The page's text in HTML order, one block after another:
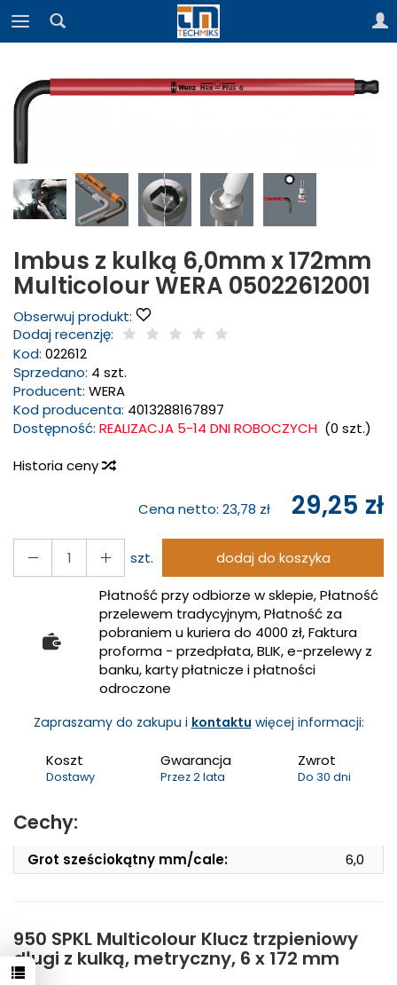
Imbus z kulką 6,0mm x 172mm
Multicolour WERA 05022612001
Obserwuj produkt:
Dodaj recenzję:
Kod: 022612
Sprzedano: 4 szt.
Producent: WERA
Kod producenta: 4013288167897
Dostępność: REALIZACJA 5-14 DNI ROBOCZYCH (0 szt.)
Historia ceny
Cena netto: 23,78 zł 29,25 zł
szt.
dodaj do koszyka
Płatność przy odbiorze w sklepie, Płatność
przelewem tradycyjnym, Płatność za
pobraniem u kuriera do 4000 zł, Faktura
proforma - przedpłata, BLIK, e-przelewy z
banku, karty płatnicze i płatności
odroczone
Zapraszamy do zakupu i kontaktu więcej informacji:
Koszt
Dostawy
Gwarancja
Przez 2 lata
Zwrot
Do 30 dni
Cechy:
Grot sześciokątny mm/cale: 6,0
950 SPKL Multicolour Klucz trzpieniowy
długi z kulką, metryczny, 6 x 172 mm